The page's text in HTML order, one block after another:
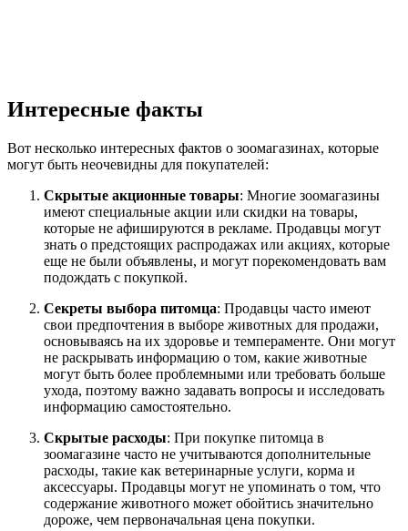
Интересные факты
Вот несколько интересных фактов о зоомагазинах, которые
могут быть неочевидны для покупателей:
Скрытые акционные товары: Многие зоомагазины
имеют специальные акции или скидки на товары,
которые не афишируются в рекламе. Продавцы могут
знать о предстоящих распродажах или акциях, которые
еще не были объявлены, и могут порекомендовать вам
подождать с покупкой.
Секреты выбора питомца: Продавцы часто имеют
свои предпочтения в выборе животных для продажи,
основываясь на их здоровье и темпераменте. Они могут
не раскрывать информацию о том, какие животные
могут быть более проблемными или требовать больше
ухода, поэтому важно задавать вопросы и исследовать
информацию самостоятельно.
Скрытые расходы: При покупке питомца в
зоомагазине часто не учитываются дополнительные
расходы, такие как ветеринарные услуги, корма и
аксессуары. Продавцы могут не упоминать о том, что
содержание животного может обойтись значительно
дороже, чем первоначальная цена покупки.